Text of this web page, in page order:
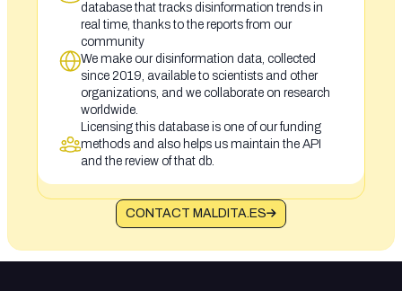
database that tracks disinformation trends in
real time, thanks to the reports from our
community
We make our disinformation data, collected
since 2019, available to scientists and other
organizations, and we collaborate on research
worldwide.
Licensing this database is one of our funding
methods and also helps us maintain the API
and the review of that db.
CONTACT MALDITA.ES